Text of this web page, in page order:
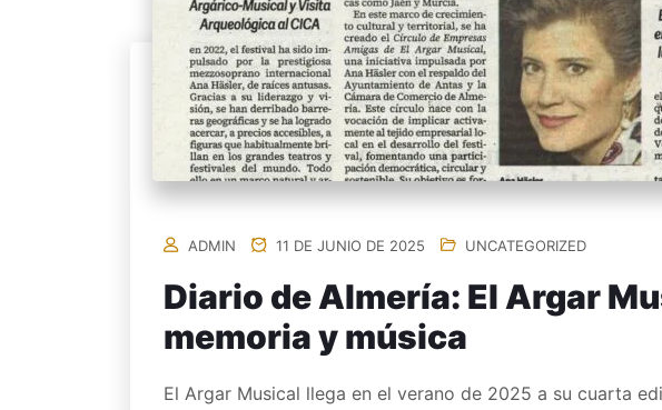
ADMIN 11 DE JUNIO DE 2025 UNCATEGORIZED
Diario de Almería: El Argar
memoria y música
El Argar Musical llega en el verano de 2025 a su cuarta